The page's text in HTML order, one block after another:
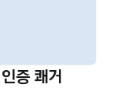
증 쾌거